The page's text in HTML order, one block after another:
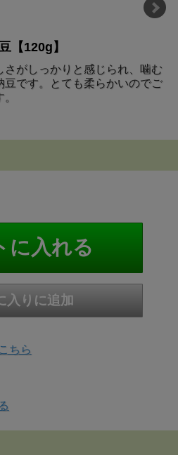
【120g】
がしっかりと感じられ、噛む
豆です。とても柔らかいのでご
ちら